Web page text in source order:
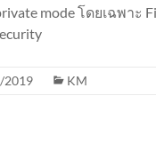
mode โดยเฉพาะ
2019 KM